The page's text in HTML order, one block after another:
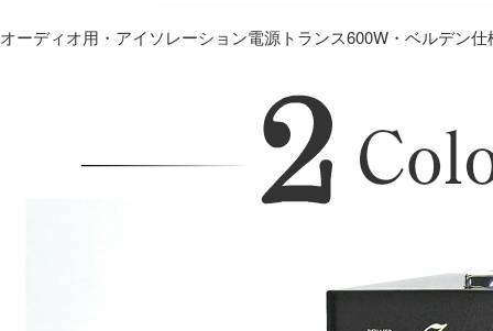
オーディオ用・アイソレーション電源トランス600W・ベルデン仕